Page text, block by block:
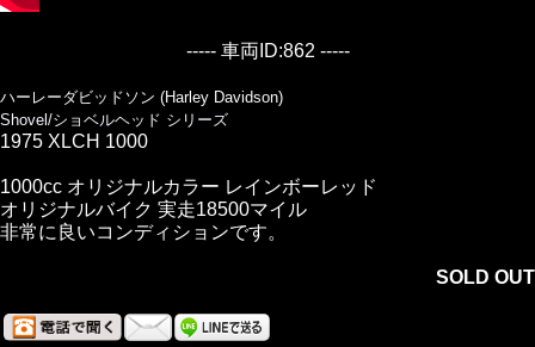
----- 車両ID:862 -----
ハーレーダビッドソン (Harley Davidson)
Shovel/ショベルヘッド シリーズ
1975 XLCH 1000
1000cc オリジナルカラー レインボーレッド
オリジナルバイク 実走18500マイル
非常に良いコンディションです。
SOLD OUT